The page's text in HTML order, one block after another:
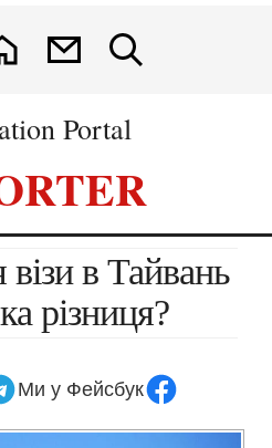
Portal
різниця?
Ми у Фейсбук